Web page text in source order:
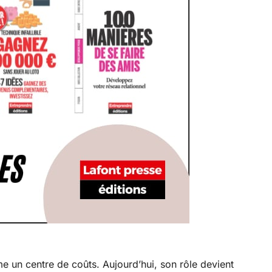
un centre de coûts. Aujourd’hui, son rôle devient